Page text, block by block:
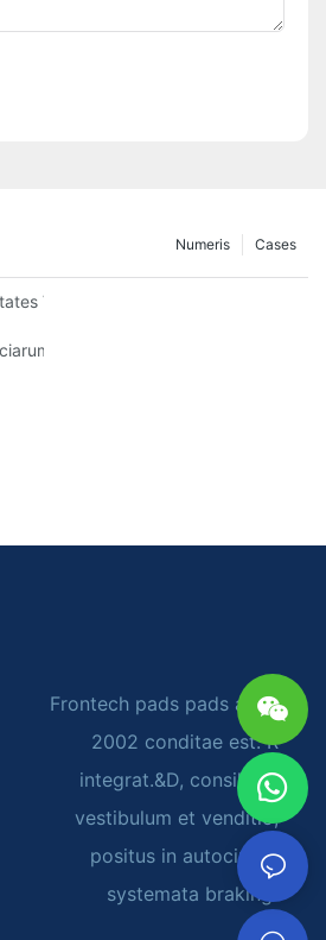
Cases
Numeris
Venditoris Fideli Plagularum Freni
Freni in Conservatione Vehiculorum
Frontech pads pads anno
2002 conditae est. R
integrat.&D, consilium,
vestibulum et venditio,
positus in autocineto
systemata braking